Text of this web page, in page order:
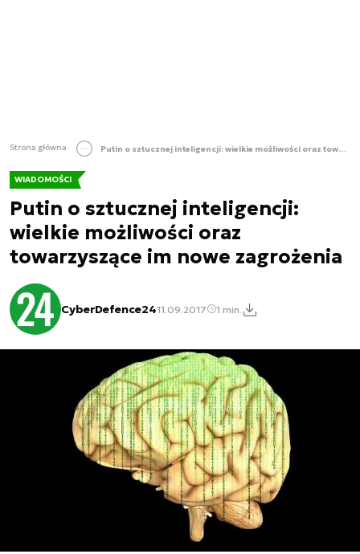
Strona główna Putin o sztucznej inteligencji: wielkie możliwości oraz towarzyszące im nowe zagrożenia
WIADOMOŚCI
Putin o sztucznej inteligencji:
wielkie możliwości oraz
towarzyszące im nowe zagrożenia
CyberDefence2411.09.2017 1 min.